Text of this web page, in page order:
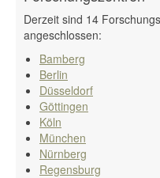
Derzeit sind 14
angeschlossen:
Bamberg
Berlin
Düsseldorf
Göttingen
Köln
München
Nürnberg
Regensburg